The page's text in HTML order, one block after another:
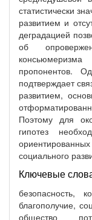
статистически
развитием и
деградацией
об
пропонентов.
подтверждает
развитием,
Поэтому для
гипотез
социального
Ключевые
безопасность,
благополучие,
общество